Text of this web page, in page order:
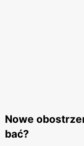
Nowe
bać?